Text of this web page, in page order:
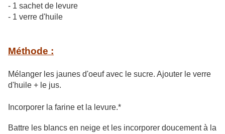
- 1 sachet de levure
- 1 verre d'huile
Méthode :
Mélanger les jaunes d'oeuf avec le sucre. Ajouter le verre
d'huile + le jus.
Incorporer la farine et la levure.*
Battre les blancs en neige et les incorporer doucement à la